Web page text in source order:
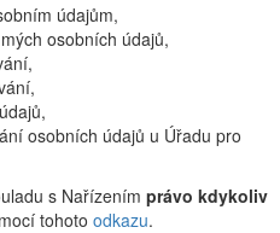
údajům,
osobních údajů,
osobních údajů u Úřadu pro
s Nařízením právo kdykoliv
tohoto odkazu.